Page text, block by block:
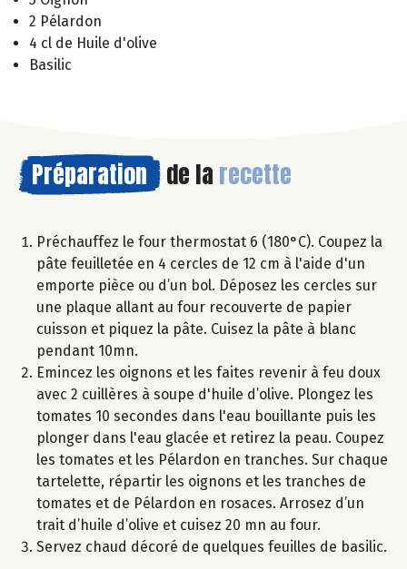
2 Pélardon
4 cl de Huile d'olive
Basilic
Préparation de la recette
Préchauffez le four thermostat 6 (180°C). Coupez la
pâte feuilletée en 4 cercles de 12 cm à l'aide d'un
emporte pièce ou d’un bol. Déposez les cercles sur
une plaque allant au four recouverte de papier
cuisson et piquez la pâte. Cuisez la pâte à blanc
pendant 10mn.
Emincez les oignons et les faites revenir à feu doux
avec 2 cuillères à soupe d'huile d’olive. Plongez les
tomates 10 secondes dans l'eau bouillante puis les
plonger dans l'eau glacée et retirez la peau. Coupez
les tomates et les Pélardon en tranches. Sur chaque
tartelette, répartir les oignons et les tranches de
tomates et de Pélardon en rosaces. Arrosez d’un
trait d’huile d’olive et cuisez 20 mn au four.
Servez chaud décoré de quelques feuilles de basilic.